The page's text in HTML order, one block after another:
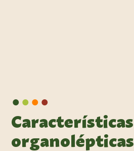
••••
Características
organolépticas